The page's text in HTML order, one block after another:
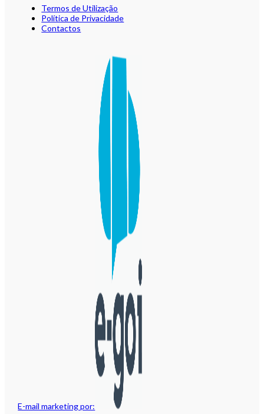
E-mail marketing por:
Termos de Utilização
Política de Privacidade
Contactos